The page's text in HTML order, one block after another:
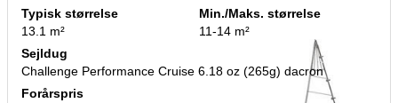
Typisk størrelse
13.1 m²
Min./Maks. størrelse
11-14 m²
Sejldug
Challenge Performance Cruise 6.18 oz (265g) dacron
Forårspris